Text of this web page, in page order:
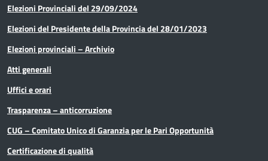
Elezioni Provinciali del 29/09/2024
Elezioni del Presidente della Provincia del 28/01/2023
Elezioni provinciali – Archivio
Atti generali
Uffici e orari
Trasparenza – anticorruzione
CUG – Comitato Unico di Garanzia per le Pari Opportunità
Certificazione di qualità